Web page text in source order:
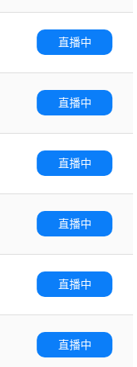
直播中
直播中
直播中
直播中
直播中
直播中